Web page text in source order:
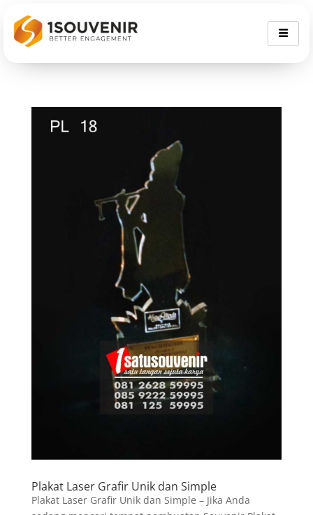
Plakat Laser Grafir Unik dan Simple
Plakat Laser Grafir Unik dan Simple – Jika Anda